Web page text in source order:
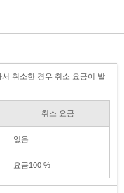
취소한 경우 취소 요금이 발
취소 요금
없음
요금100 %